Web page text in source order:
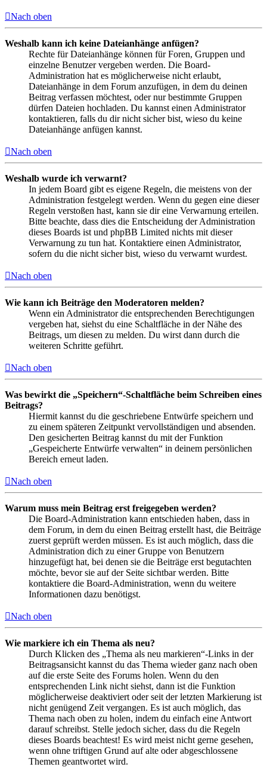
Nach oben
Weshalb kann ich keine Dateianhänge anfügen?
Rechte für Dateianhänge können für Foren, Gruppen und
einzelne Benutzer vergeben werden. Die Board-
Administration hat es möglicherweise nicht erlaubt,
Dateianhänge in dem Forum anzufügen, in dem du deinen
Beitrag verfassen möchtest, oder nur bestimmte Gruppen
dürfen Dateien hochladen. Du kannst einen Administrator
kontaktieren, falls du dir nicht sicher bist, wieso du keine
Dateianhänge anfügen kannst.
Nach oben
Weshalb wurde ich verwarnt?
In jedem Board gibt es eigene Regeln, die meistens von der
Administration festgelegt werden. Wenn du gegen eine dieser
Regeln verstoßen hast, kann sie dir eine Verwarnung erteilen.
Bitte beachte, dass dies die Entscheidung der Administration
dieses Boards ist und phpBB Limited nichts mit dieser
Verwarnung zu tun hat. Kontaktiere einen Administrator,
sofern du die nicht sicher bist, wieso du verwarnt wurdest.
Nach oben
Wie kann ich Beiträge den Moderatoren melden?
Wenn ein Administrator die entsprechenden Berechtigungen
vergeben hat, siehst du eine Schaltfläche in der Nähe des
Beitrags, um diesen zu melden. Du wirst dann durch die
weiteren Schritte geführt.
Nach oben
Was bewirkt die „Speichern“-Schaltfläche beim Schreiben eines
Beitrags?
Hiermit kannst du die geschriebene Entwürfe speichern und
zu einem späteren Zeitpunkt vervollständigen und absenden.
Den gesicherten Beitrag kannst du mit der Funktion
„Gespeicherte Entwürfe verwalten“ in deinem persönlichen
Bereich erneut laden.
Nach oben
Warum muss mein Beitrag erst freigegeben werden?
Die Board-Administration kann entschieden haben, dass in
dem Forum, in dem du einen Beitrag erstellt hast, die Beiträge
zuerst geprüft werden müssen. Es ist auch möglich, dass die
Administration dich zu einer Gruppe von Benutzern
hinzugefügt hat, bei denen sie die Beiträge erst begutachten
möchte, bevor sie auf der Seite sichtbar werden. Bitte
kontaktiere die Board-Administration, wenn du weitere
Informationen dazu benötigst.
Nach oben
Wie markiere ich ein Thema als neu?
Durch Klicken des „Thema als neu markieren“-Links in der
Beitragsansicht kannst du das Thema wieder ganz nach oben
auf die erste Seite des Forums holen. Wenn du den
entsprechenden Link nicht siehst, dann ist die Funktion
möglicherweise deaktiviert oder seit der letzten Markierung ist
nicht genügend Zeit vergangen. Es ist auch möglich, das
Thema nach oben zu holen, indem du einfach eine Antwort
darauf schreibst. Stelle jedoch sicher, dass du die Regeln
dieses Boards beachtest! Es wird meist nicht gerne gesehen,
wenn ohne triftigen Grund auf alte oder abgeschlossene
Themen geantwortet wird.